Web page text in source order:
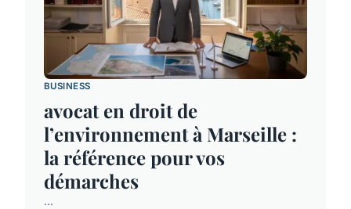
BUSINESS
avocat en droit de
l’environnement à Marseille :
la référence pour vos
démarches
...